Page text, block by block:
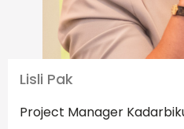
Lisli Pak
Project Manager